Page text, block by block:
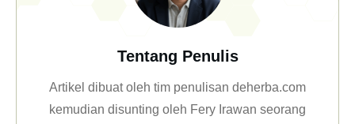
Tentang Penulis
Artikel dibuat oleh tim penulisan deherba.com
kemudian disunting oleh Fery Irawan seorang